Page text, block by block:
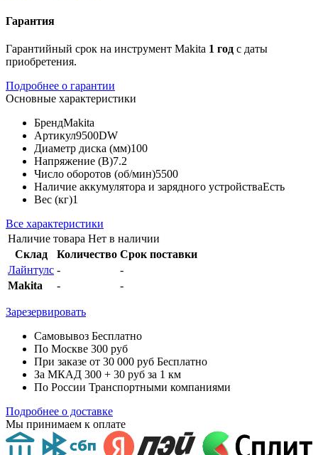
Гарантия
Гарантийный срок на инструмент Makita 1 год с даты
приобретения.
Подробнее о гарантии
Основные характеристики
БрендMakita
Артикул9500DW
Диаметр диска (мм)100
Напряжение (В)7.2
Число оборотов (об/мин)5500
Наличие аккумулятора и зарядного устройстваЕсть
Вес (кг)1
Все характеристики
Наличие товара Нет в наличии
Склад
Количество Срок поставки
Лайнтулс -
-
Makita
- -
Зарезервировать
Самовывоз Бесплатно
По Москве 300 руб
При заказе от 30 000 руб Бесплатно
За МКАД 300 + 30 руб за 1 км
По России Транспортными компаниями
Подробнее о доставке
Мы принимаем к оплате